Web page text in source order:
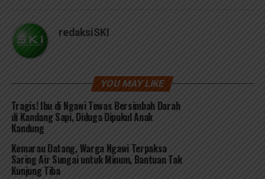
redaksiSKI
YOU MAY LIKE
Tragis! Ibu di Ngawi Tewas Bersimbah Darah
di Kandang Sapi, Diduga Dipukul Anak
Kandung
Kemarau Datang, Warga Ngawi Terpaksa
Saring Air Sungai untuk Minum, Bantuan Tak
Kunjung Tiba